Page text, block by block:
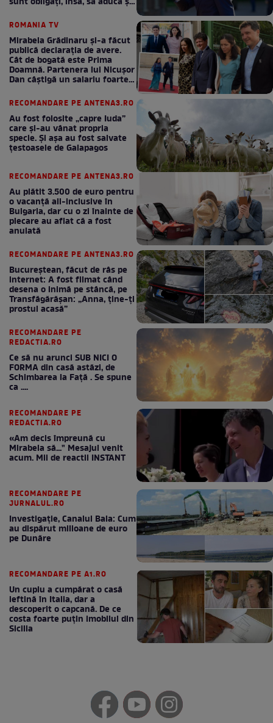
ROMANIA TV
Mirabela Grădinaru și-a făcut
publică declarația de avere.
Cât de bogată este Prima
Doamnă. Partenera lui Nicușor
Dan câștigă un salariu foarte
RECOMANDARE PE ANTENA3.RO
Au fost folosite „capre Iuda”
care și-au vânat propria
specie. Și așa au fost salvate
țestoasele de Galapagos
RECOMANDARE PE ANTENA3.RO
Au plătit 3.500 de euro pentru
o vacanță all-inclusive în
Bulgaria, dar cu o zi înainte de
plecare au aflat că a fost
anulată
RECOMANDARE PE ANTENA3.RO
Bucureștean, făcut de râs pe
internet: A fost filmat când
desena o inimă pe stâncă, pe
Transfăgărășan: „Anna, ține-ți
prostul acasă”
RECOMANDARE PE
REDACTIA.RO
Ce să nu arunci SUB NICI O
FORMA din casă astăzi, de
Schimbarea la Față . Se spune
ca ....
RECOMANDARE PE
REDACTIA.RO
«Am decis împreună cu
Mirabela să..." Mesajul venit
acum. Mii de reactii INSTANT
RECOMANDARE PE
JURNALUL.RO
Investigație, Canalul Bala: Cum
au dispărut milioane de euro
pe Dunăre
RECOMANDARE PE A1.RO
Un cuplu a cumpărat o casă
ieftină în Italia, dar a
descoperit o capcană. De ce
costa foarte puțin imobilul din
Sicilia